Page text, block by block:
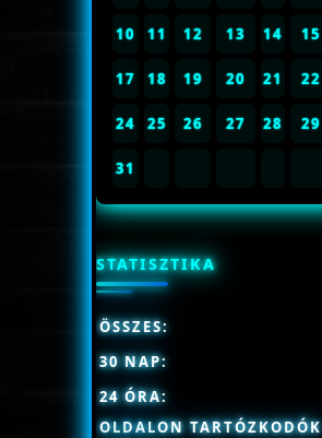
10 11 12 13 14 15
17 18 19 20 21 22
24 25 26 27 28 29
31
STATISZTIKA
OLDALON TARTÓZKODÓK
ÖSSZES:
30 NAP:
24 ÓRA: